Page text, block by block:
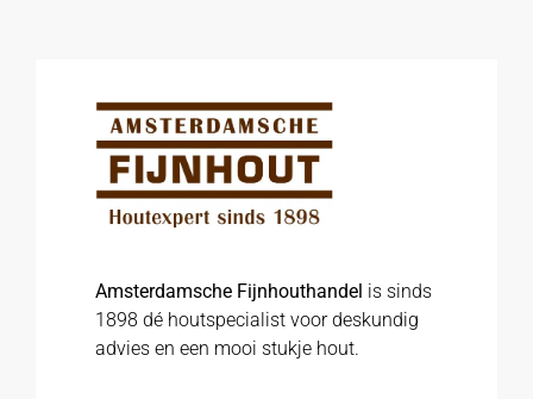
Amsterdamsche Fijnhouthandel is sinds
1898 dé houtspecialist voor deskundig
advies en een mooi stukje hout.